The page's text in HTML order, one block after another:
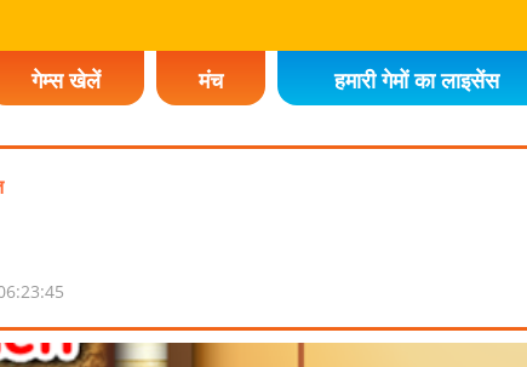
गेम्स खेलें मंच हमारी गेमों का लाइसेंस